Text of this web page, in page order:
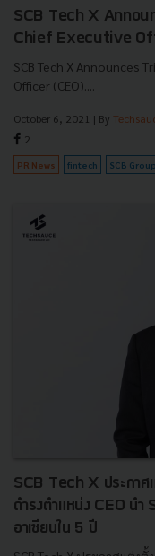
SCB Tech X
Chief Executive
SCB Tech X Announces
Officer (CEO)....
October 6, 2021 | By
2
PR News fintech SCB Group
SCB Tech X ประกา
ดำรงตำแหน่ง CEO น
อาเซียนใน 5 ปี